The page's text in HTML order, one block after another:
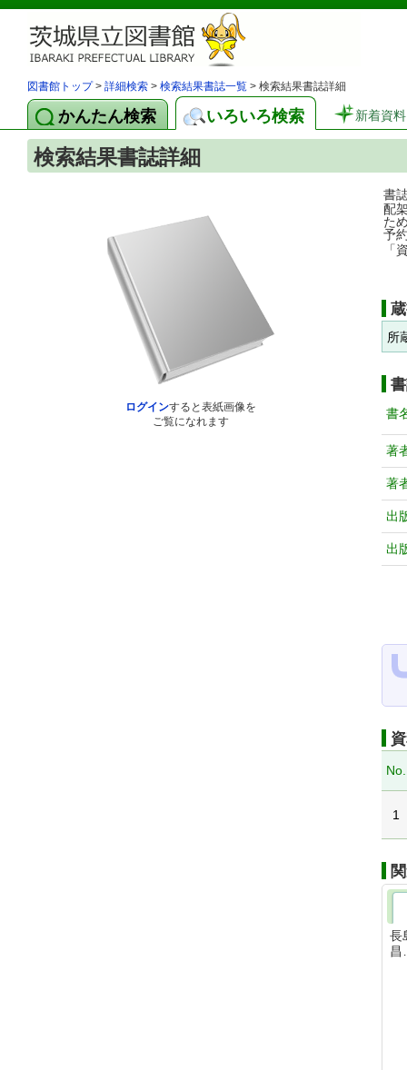
図書館トップ> 詳細検索 > 検索結果書誌一覧 > 検索結果書誌詳細
かんたん検索 いろいろ検索 新着資料
検索結果書誌詳細
ログインすると表紙画像を
ご覧になれます
書
配
た
予
「
所
書
著
著
出
出
No.
1
長